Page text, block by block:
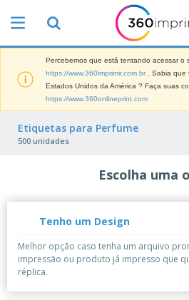
Percebemos que está tentando acessar o
https://www.360imprimir.com.br
. Sabia
Estados Unidos da América ? Faça suas
https://www.360onlineprint.com
Etiquetas para Perfume
500 unidades
Escolha uma
Tenho um Design
Melhor opção caso tenha um arquivo
impressão ou produto já impresso que
réplica.